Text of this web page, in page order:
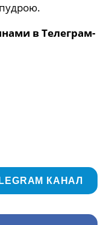
в Телеграм-
КАНАЛ